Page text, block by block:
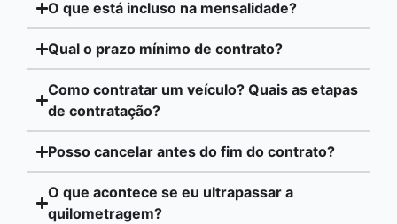
O que está incluso na mensalidade?
Qual o prazo mínimo de contrato?
Como contratar um veículo? Quais as etapas
de contratação?
Posso cancelar antes do fim do contrato?
O que acontece se eu ultrapassar a
quilometragem?